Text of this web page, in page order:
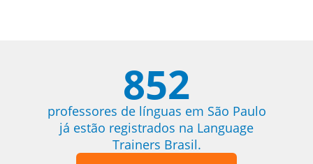
852
professores de línguas em São Paulo
já estão registrados na Language
Trainers Brasil.